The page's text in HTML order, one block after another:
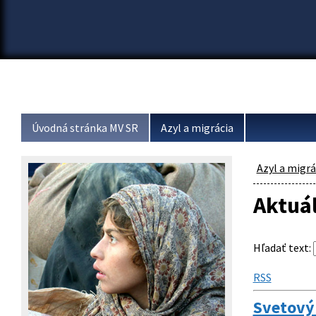
Úvodná stránka MV SR Azyl a migrácia
Azyl a
Hľadať text:
RSS